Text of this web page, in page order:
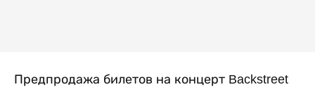
Предпродажа билетов на концерт Backstreet